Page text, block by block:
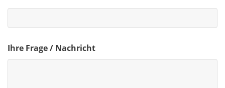
Ihre Frage / Nachricht